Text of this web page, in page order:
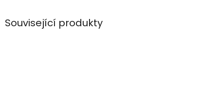
Související produkty